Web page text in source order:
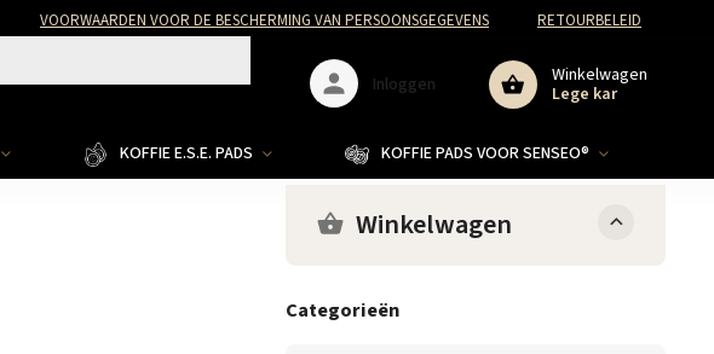
VOORWAARDEN VOOR DE BESCHERMING VAN PERSOONSGEGEVENS RETOURBELEID
Winkelwagen
Lege kar
Inloggen
KOFFIE E.S.E. PADS KOFFIE PADS VOOR SENSEO®
Winkelwagen
Categorieën